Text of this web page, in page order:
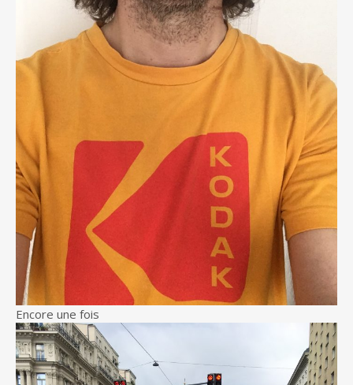
Encore une fois